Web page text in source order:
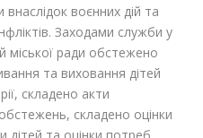
воєнних дій та
Заходами служби у
міської ради обстежено
та виховання дітей
складено акти
складено оцінки